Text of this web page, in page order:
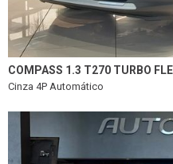
COMPASS 1.3 T270 TURBO
Cinza 4P Automático